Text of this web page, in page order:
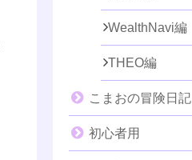
WealthNavi編
THEO編
こまおの冒険日記
初心者用